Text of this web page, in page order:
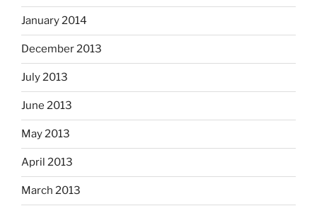
January 2014
December 2013
July 2013
June 2013
May 2013
April 2013
March 2013